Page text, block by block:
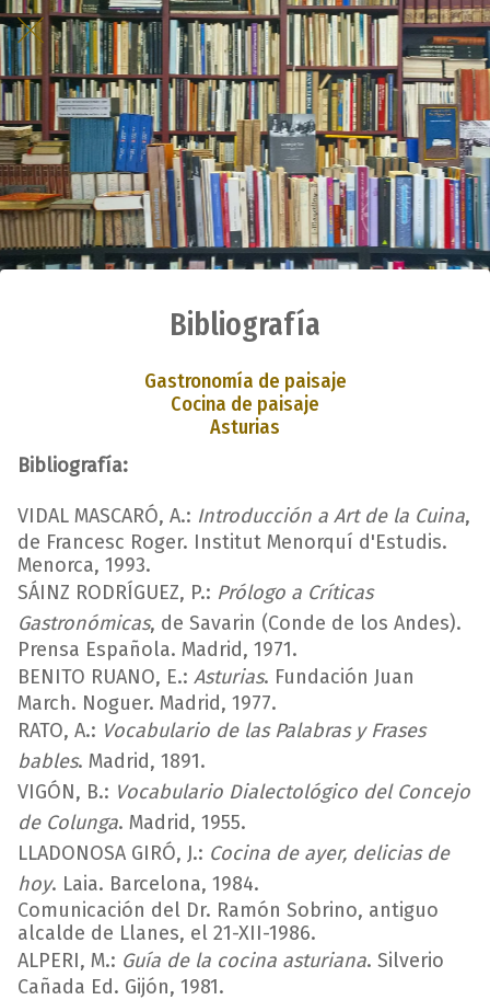
Bibliografía
Gastronomía de paisaje
Cocina de paisaje
Asturias
Bibliografía:
VIDAL MASCARÓ, A.: Introducción a Art de la Cuina,
de Francesc Roger. Institut Menorquí d'Estudis.
Menorca, 1993.
SÁINZ RODRÍGUEZ, P.: Prólogo a Críticas
Gastronómicas, de Savarin (Conde de los Andes).
Prensa Española. Madrid, 1971.
BENITO RUANO, E.: Asturias. Fundación Juan
March. Noguer. Madrid, 1977.
RATO, A.: Vocabulario de las Palabras y Frases
bables. Madrid, 1891.
VIGÓN, B.: Vocabulario Dialectológico del Concejo
de Colunga. Madrid, 1955.
LLADONOSA GIRÓ, J.: Cocina de ayer, delicias de
hoy. Laia. Barcelona, 1984.
Comunicación del Dr. Ramón Sobrino, antiguo
alcalde de Llanes, el 21-XII-1986.
ALPERI, M.: Guía de la cocina asturiana. Silverio
Cañada Ed. Gijón, 1981.